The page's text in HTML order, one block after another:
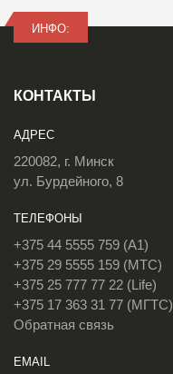
ИНФО:
КОНТАКТЫ
АДРЕС
220082, г. Минск
ул. Бурдейного, 8
ТЕЛЕФОНЫ
+375 44 5555 759 (A1)
+375 29 5555 159 (МТС)
+375 25 777 77 22 (Life)
+375 17 363 31 77 (МГТС)
Обратная связь
EMAIL